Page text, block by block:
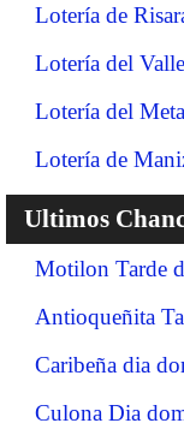
Lotería de
Lotería del
Lotería del
Lotería de
Ultimos
Motilon Tarde
Antioqueñita
Caribeña dia
Culona Dia